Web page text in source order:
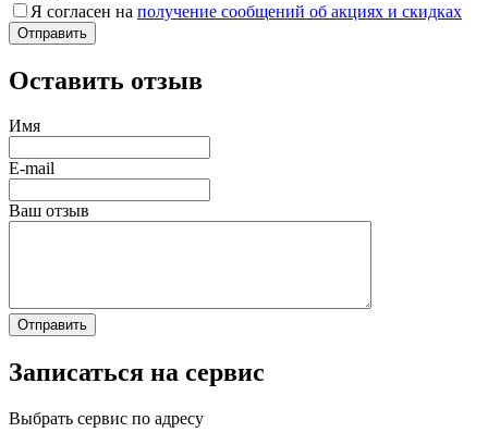
Я согласен на получение сообщений об акциях и скидках
Оставить отзыв
Имя
E-mail
Ваш отзыв
Записаться на сервис
Выбрать сервис по адресу